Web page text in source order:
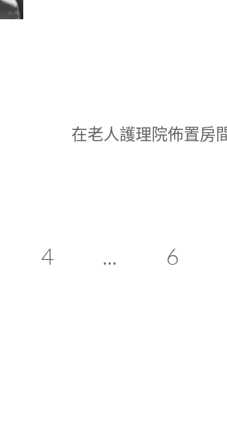
在老人護理院佈置房
4 ... 6